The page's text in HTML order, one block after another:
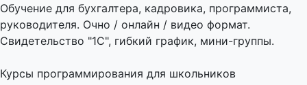
Обучение для бухгалтера, кадровика, программиста,
руководителя. Очно / онлайн / видео формат.
Свидетельство "1С", гибкий график, мини-группы.
Курсы программирования для школьников